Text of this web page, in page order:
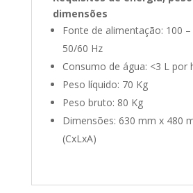
dimensões
Fonte de alimentação: 100 –
50/60 Hz
Consumo de água: <3 L por
Peso líquido: 70 Kg
Peso bruto: 80 Kg
Dimensões: 630 mm x 480
(CxLxA)